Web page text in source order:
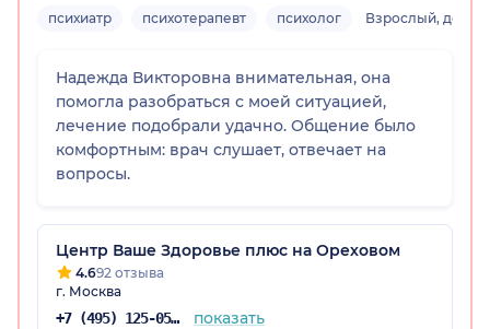
психиатр психотерапевт психолог Взрослый,
Надежда Викторовна внимательная, она
помогла разобраться с моей ситуацией,
лечение подобрали удачно. Общение было
комфортным: врач слушает, отвечает на
вопросы.
Центр Ваше Здоровье плюс на Ореховом
4.692 отзыва
г. Москва
+7 (495) 125-05-32 показать